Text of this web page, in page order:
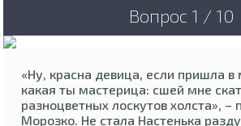
Вопрос 1 / 10
«Ну, красна девица, если пришла в
какая ты мастерица: сшей мне
разноцветных лоскутов холста», –
Морозко. Не стала Настенька